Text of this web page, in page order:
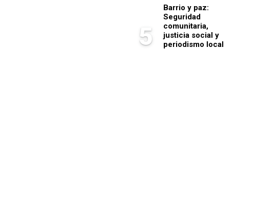
5
Barrio y paz:
Seguridad
comunitaria,
justicia social y
periodismo local